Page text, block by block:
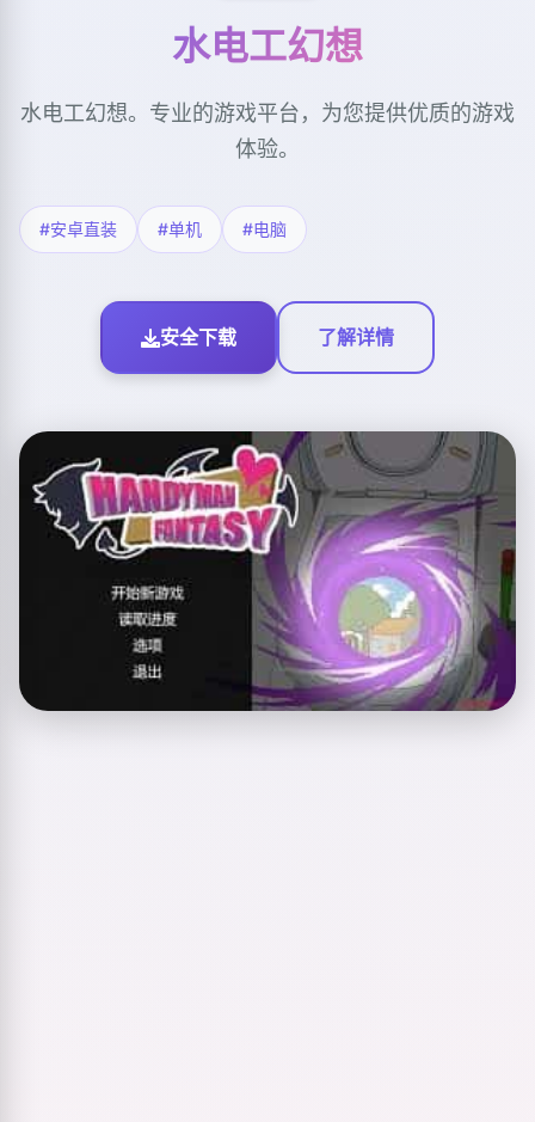
水电工幻想
水电工幻想。专业的游戏平台，为您提供优质的游戏
体验。
#安卓直装 #单机 #电脑
安全下载 了解详情